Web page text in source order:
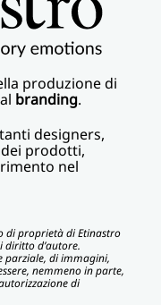
produzione di
branding.
designers,
dei prodotti,
nel
di proprietà di Etinastro
d’autore.
parziale, di immagini,
nemmeno in parte,
di